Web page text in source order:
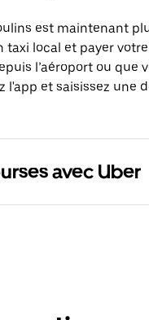
est maintenant
taxi local et payer
l’aéroport ou
l'app et saisissez une
avec Uber